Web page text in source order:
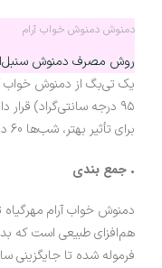
دمنوش دمنوش خواب آرام
روش مصرف دمنوش
برای تأثیر بهتر، شب‌ها 60 دقیقه قبل از خواب میل شود.
• جمع بندی
دمنوش خواب آرام مهرگیاه
هم‌افزای طبیعی است که
فرموله شده تا جایگزینی